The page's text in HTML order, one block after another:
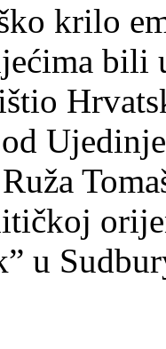
krilo
bili
u